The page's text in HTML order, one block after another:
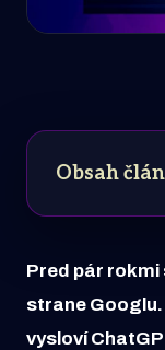
Obsah
Pred pár rokmi
strane Googlu.
vysloví